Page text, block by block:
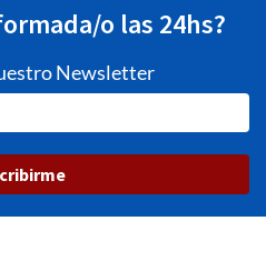
o las 24hs?
Newsletter